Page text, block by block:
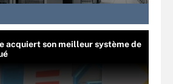
acquiert son meilleur système de